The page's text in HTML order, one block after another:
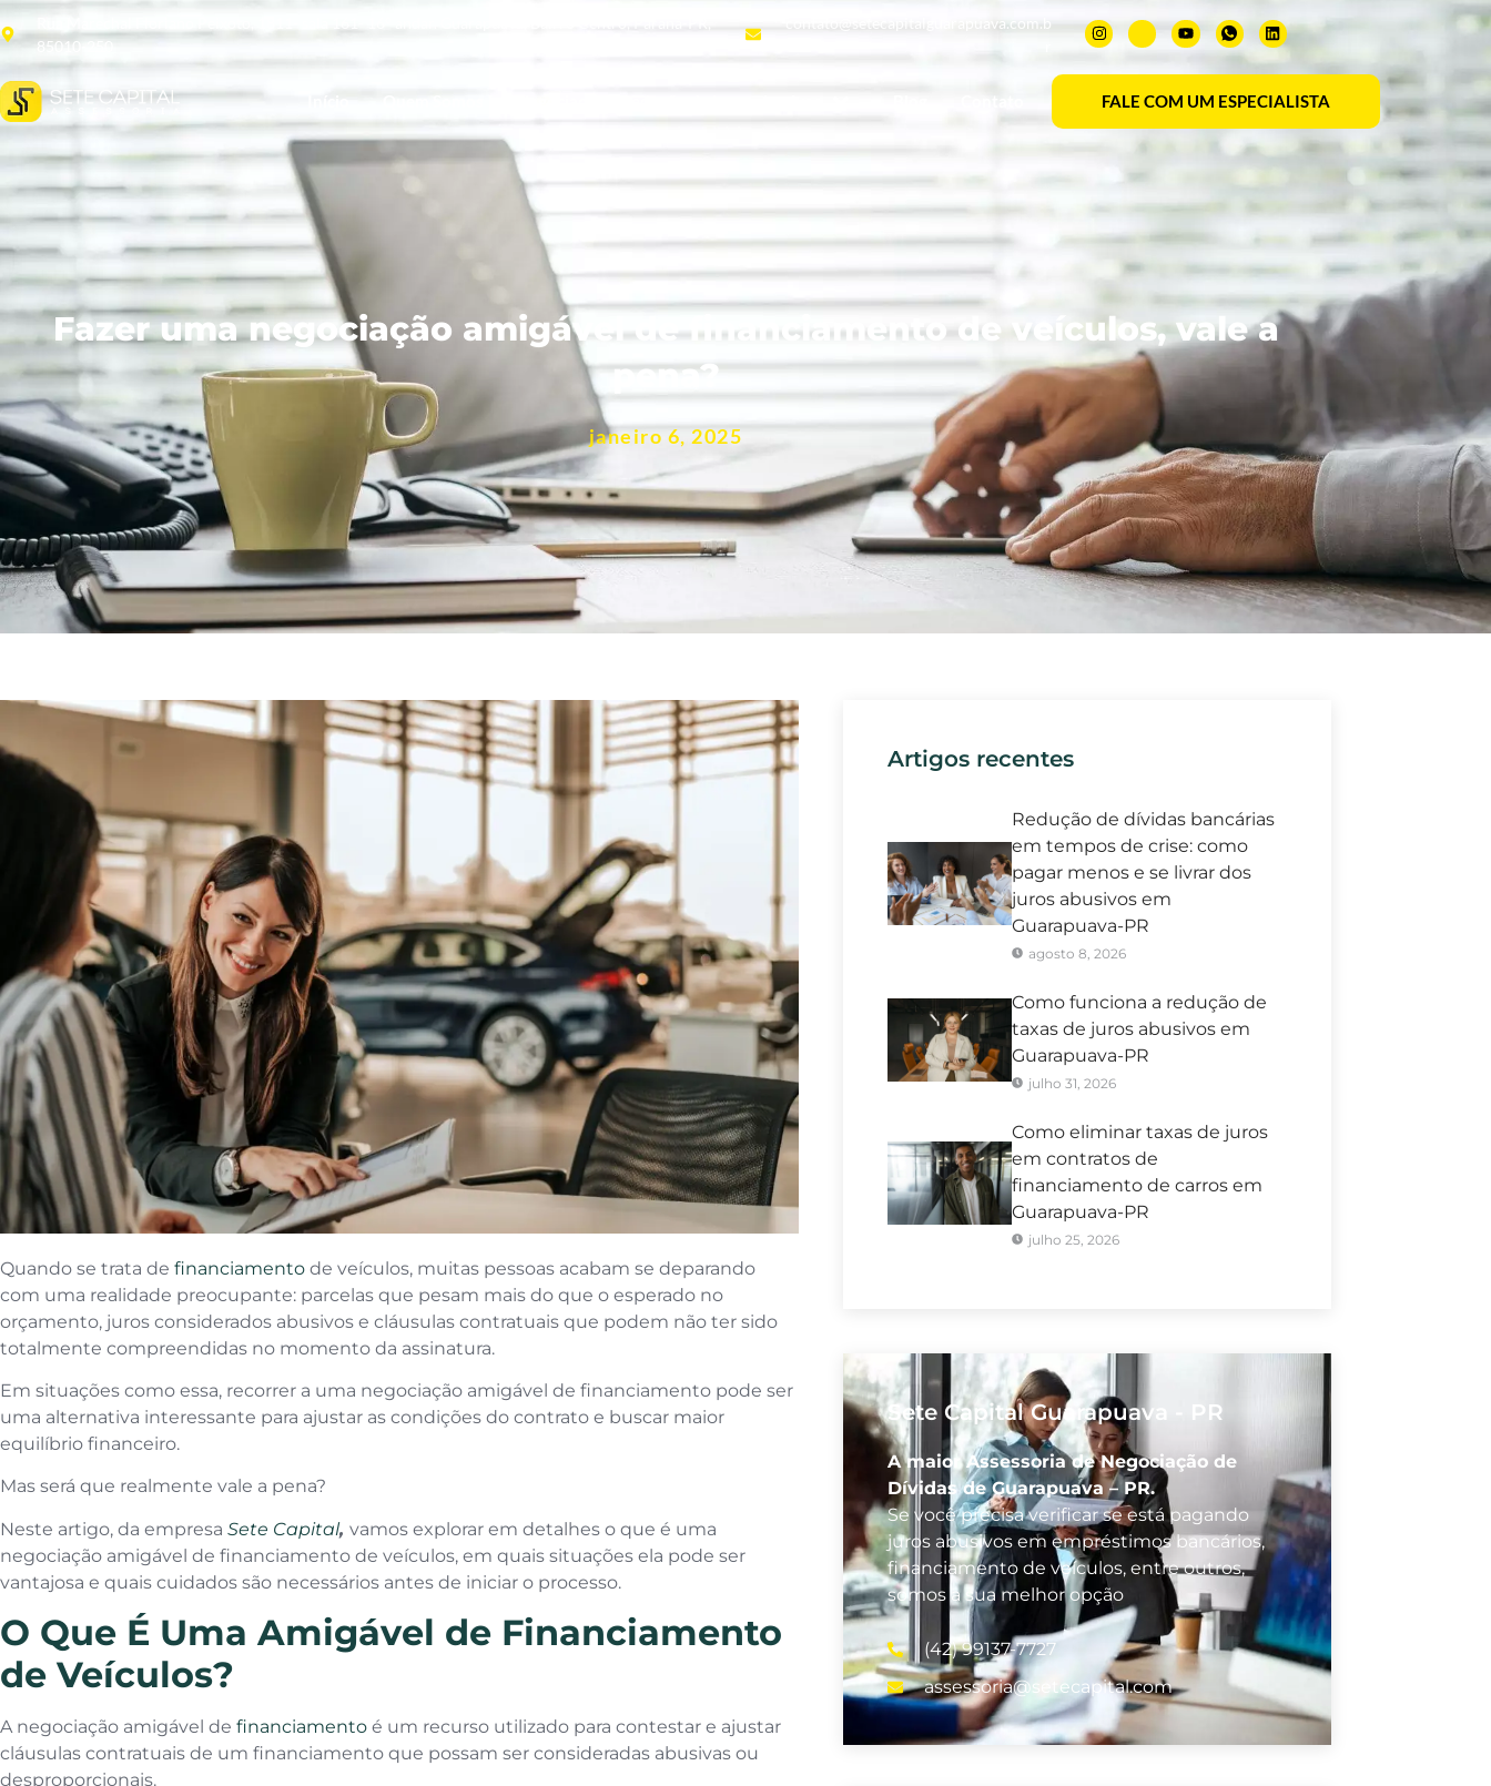
85010-250
contato@setecapitalguarapuava.com.b
FALE COM UM ESPECIALISTA
Fazer uma negociação amigável de financiamento de veículos, vale a
pena?
janeiro 6, 2025
Quando se trata de financiamento de veículos, muitas pessoas acabam se deparando
com uma realidade preocupante: parcelas que pesam mais do que o esperado no
orçamento, juros considerados abusivos e cláusulas contratuais que podem não ter sido
totalmente compreendidas no momento da assinatura.
Em situações como essa, recorrer a uma negociação amigável de financiamento pode ser
uma alternativa interessante para ajustar as condições do contrato e buscar maior
equilíbrio financeiro.
Mas será que realmente vale a pena?
Neste artigo, da empresa Sete Capital, vamos explorar em detalhes o que é uma
negociação amigável de financiamento de veículos, em quais situações ela pode ser
vantajosa e quais cuidados são necessários antes de iniciar o processo.
O Que É Uma Amigável de Financiamento
de Veículos?
A negociação amigável de financiamento é um recurso utilizado para contestar e ajustar
cláusulas contratuais de um financiamento que possam ser consideradas abusivas ou
desproporcionais.
Artigos recentes
Redução de dívidas bancárias
em tempos de crise: como
pagar menos e se livrar dos
juros abusivos em
Guarapuava-PR
agosto 8, 2026
Como funciona a redução de
taxas de juros abusivos em
Guarapuava-PR
julho 31, 2026
Como eliminar taxas de juros
em contratos de
financiamento de carros em
Guarapuava-PR
julho 25, 2026
Sete Capital Guarapuava - PR
A maior Assessoria de Negociação de
Dívidas de Guarapuava – PR.
Se você precisa verificar se está pagando
juros abusivos em empréstimos bancários,
financiamento de veículos, entre outros,
somos a sua melhor opção
(42) 99137-7727
assessoria@setecapital.com